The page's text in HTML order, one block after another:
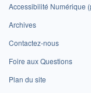
Accessibilité Numérique
Archives
Contactez-nous
Foire aux Questions
Plan du site